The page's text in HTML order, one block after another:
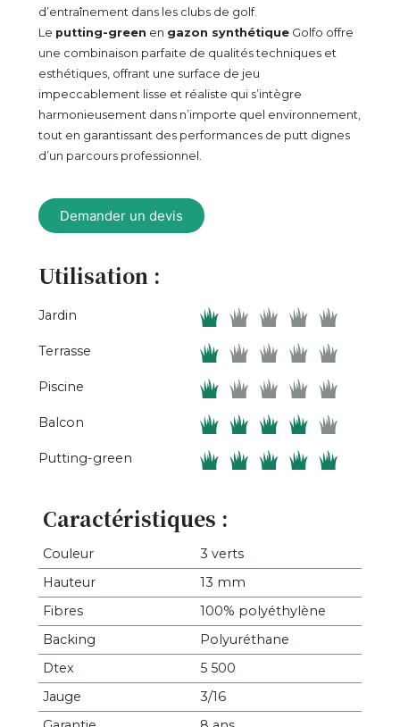
d’entraînement dans les clubs de golf.
Le putting-green en gazon synthétiqueGolfo offre
une combinaison parfaite de qualités techniques et
esthétiques, offrant une surface de jeu
impeccablement lisse et réaliste qui s’intègre
harmonieusement dans n’importe quel environnement,
tout en garantissant des performances de putt dignes
d’un parcours professionnel.
Demander un devis
Utilisation :
Jardin
Terrasse
Piscine
Balcon
Putting-green
Caractéristiques :
Couleur
3 verts
Hauteur
13 mm
Fibres
100% polyéthylène
Backing
Polyuréthane
Dtex
5 500
Jauge
3/16